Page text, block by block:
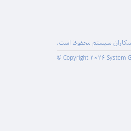
سیستم محفوظ است.
© Copyright 2026 System